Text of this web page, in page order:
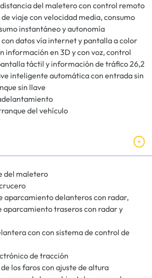
del maletero con control remoto
viaje con velocidad media, consumo
instantáneo y autonomía
datos vía internet y pantalla a color
información en 3D y con voz, control
táctil y información de tráfico 26,2
inteligente automática con entrada sin
sin llave
del vehículo
del maletero
aparcamiento delanteros con radar,
aparcamiento traseros con radar y
con con sistema de control de
de tracción
los faros con ajuste de altura